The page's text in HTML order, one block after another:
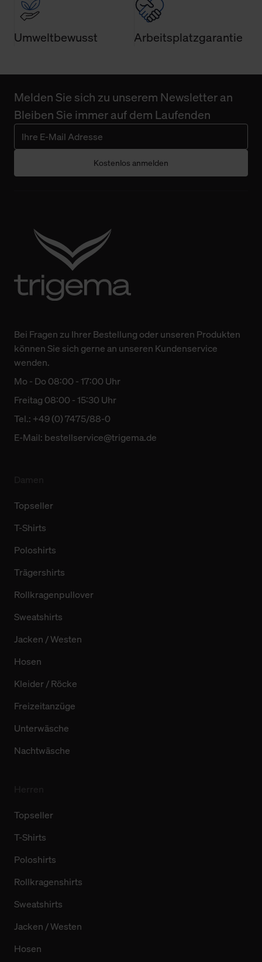
Umweltbewusst Arbeitsplatzgarantie
Melden Sie sich zu unserem Newsletter an
Bleiben Sie immer auf dem Laufenden
Kostenlos anmelden
Bei Fragen zu Ihrer Bestellung oder unseren Produkten
können Sie sich gerne an unseren Kundenservice
wenden.
Mo - Do 08:00 - 17:00 Uhr
Freitag 08:00 - 15:30 Uhr
Tel.: +49 (0) 7475/88-0
E-Mail: bestellservice@trigema.de
Topseller
T-Shirts
Poloshirts
Trägershirts
Rollkragenpullover
Sweatshirts
Jacken / Westen
Hosen
Kleider / Röcke
Freizeitanzüge
Unterwäsche
Nachtwäsche
Topseller
T-Shirts
Poloshirts
Rollkragenshirts
Sweatshirts
Jacken / Westen
Hosen